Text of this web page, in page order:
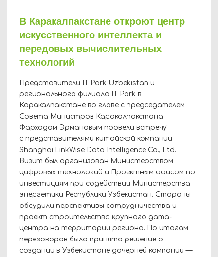
В Каракалпакстане откроют центр
искусственного интеллекта и
передовых вычислительных
технологий
Представители IT Park Uzbekistan и
регионального филиала IT Park в
Каракалпакстане во главе с председателем
Совета Министров Каракалпакстана
Фарходом Эрмановым провели встречу
с представителями китайской компании
Shanghai LinkWise Data Intelligence Co., Ltd.
Визит был организован Министерством
цифровых технологий и Проектным офисом по
инвестициям при содействии Министерства
энергетики Республики Узбекистан. Стороны
обсудили перспективы сотрудничества и
проект строительства крупного дата-
центра на территории региона. По итогам
переговоров было принято решение о
создании в Узбекистане дочерней компании —